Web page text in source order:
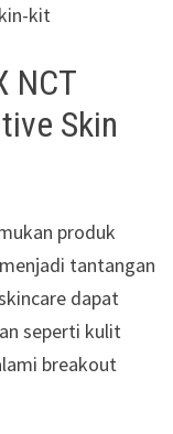
kit
NCT
Skin
produk
tantangan
dapat
seperti kulit
breakout